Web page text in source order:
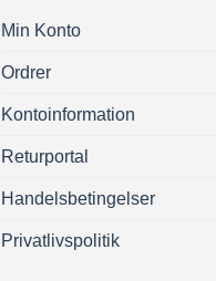
Min Konto
Ordrer
Kontoinformation
Returportal
Handelsbetingelser
Privatlivspolitik